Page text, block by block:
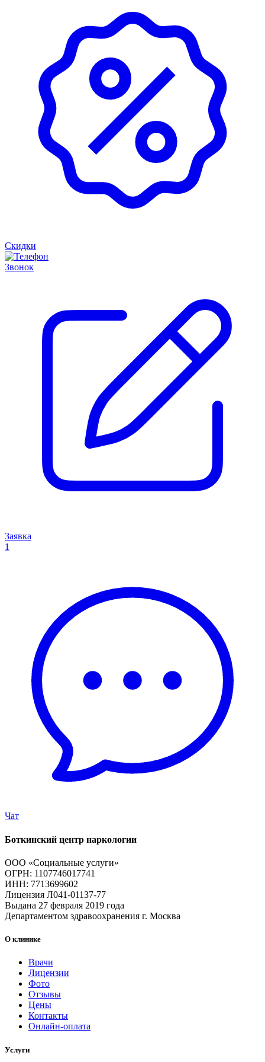
Скидки
Звонок
Заявка
1
Чат
Боткинский центр наркологии
ООО «Социальные услуги»
ОГРН: 1107746017741
ИНН: 7713699602
Лицензия Л041-01137-77
Выдана 27 февраля 2019 года
Департаментом здравоохранения г. Москва
О клинике
Врачи
Лицензии
Фото
Отзывы
Цены
Контакты
Онлайн-оплата
Услуги